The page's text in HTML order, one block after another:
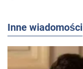
Inne wiadomości